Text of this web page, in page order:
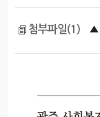
첨부파일(1) ▲